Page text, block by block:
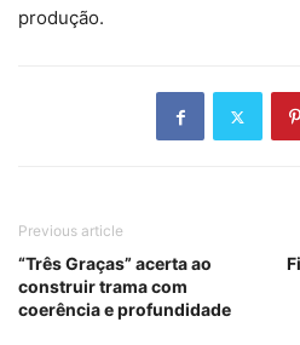
produção.
Previous article
“Três Graças” acerta ao
construir trama com
coerência e profundidade